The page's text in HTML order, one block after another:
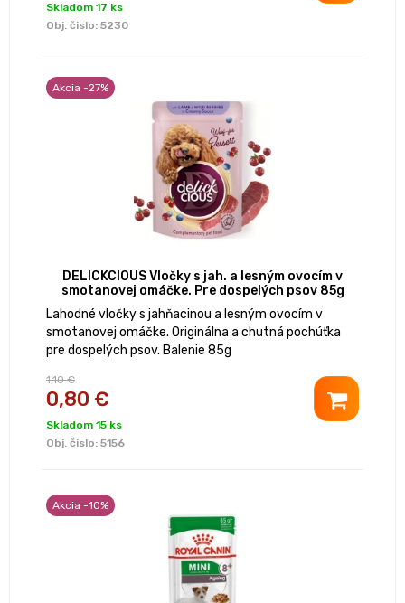
Skladom 17 ks
Obj. čislo: 5230
Akcia -27%
DELICKCIOUS Vločky s jah. a lesným ovocím v
smotanovej omáčke. Pre dospelých psov 85g
Lahodné vločky s jahňacinou a lesným ovocím v
smotanovej omáčke. Originálna a chutná pochúťka
pre dospelých psov. Balenie 85g
1,10 €
0,80 €
Skladom 15 ks
Obj. čislo: 5156
Akcia -10%